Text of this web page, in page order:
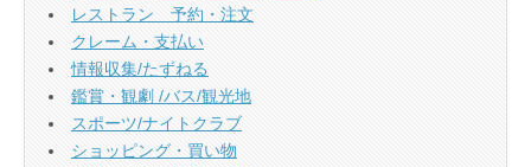
レストラン 予約・注文
クレーム・支払い
情報収集/たずねる
鑑賞・観劇 /バス/観光地
スポーツ/ナイトクラブ
ショッピング・買い物